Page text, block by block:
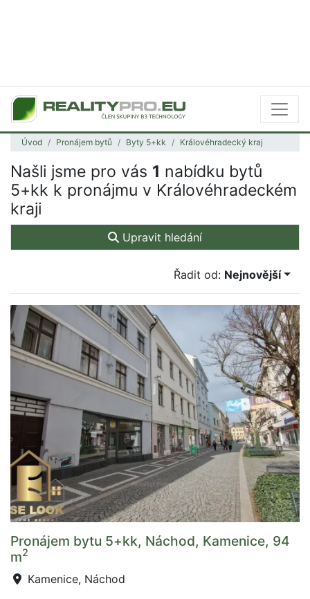
Úvod Pronájem bytů Byty 5+kk Královéhradecký kraj
Našli jsme pro vás 1 nabídku bytů
5+kk k pronájmu v Královéhradeckém
kraji
Upravit hledání
Řadit od: Nejnovější
Pronájem bytu 5+kk, Náchod, Kamenice, 94
m2
Kamenice, Náchod